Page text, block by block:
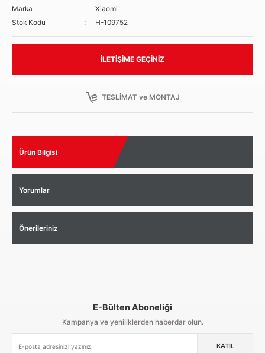
Marka
Xiaomi
Stok Kodu
H-109752
İLETIŞIME GEÇINIZ
TESLİMAT ve MONTAJ
Ürün Bilgisi
Yorumlar
Önerileriniz
Kolay İade & Değişim Güvenli Alışveriş
E-Bülten Aboneliği
Kampanya ve yeniliklerden haberdar olun.
KATIL